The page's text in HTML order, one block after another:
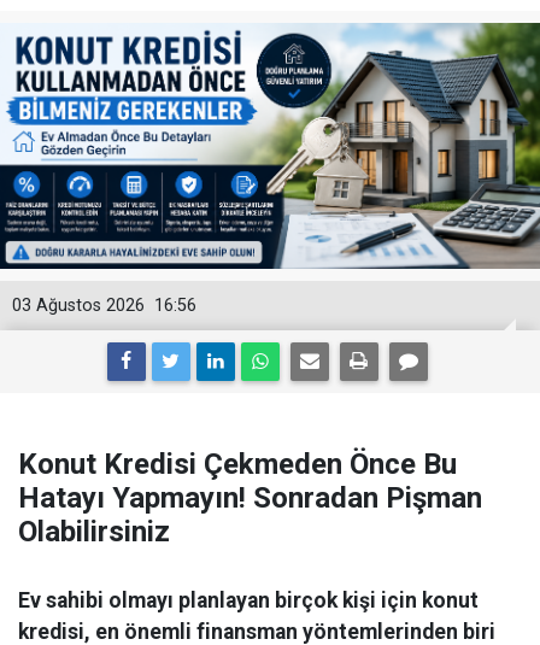
16:56
03 Ağustos 2026
Konut Kredisi Çekmeden Önce Bu
Hatayı Yapmayın! Sonradan Pişman
Olabilirsiniz
Ev sahibi olmayı planlayan birçok kişi için konut
kredisi, en önemli finansman yöntemlerinden biri